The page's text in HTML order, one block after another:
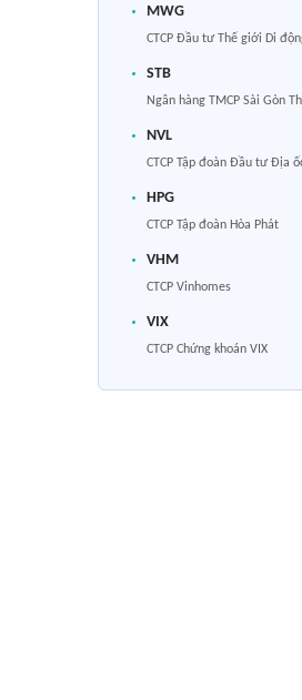
MWG
CTCP Đầu tư Thế giới Di
STB
Ngân hàng TMCP Sài Gòn
NVL
CTCP Tập đoàn Đầu tư Địa
HPG
CTCP Tập đoàn Hòa Phát
VHM
CTCP Vinhomes
VIX
CTCP Chứng khoán VIX